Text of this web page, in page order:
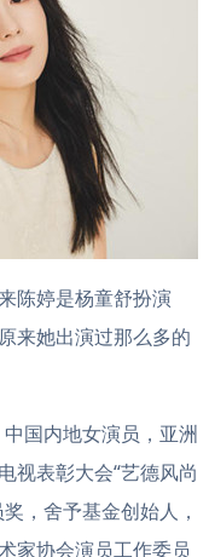
陈婷是杨童舒扮演
来她出演过那么多的
国内地女演员，亚洲
视表彰大会“艺德风尚
，舍予基金创始人，
家协会演员工作委员